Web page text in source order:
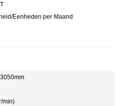
Eenheden per Maand
min)